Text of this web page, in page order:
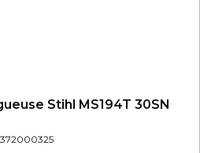
Stihl MS194T 30SN